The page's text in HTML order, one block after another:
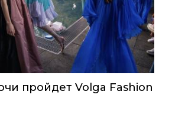
пройдет Volga Fashion